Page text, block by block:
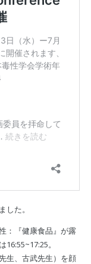
た。
：『健康食品』が露
。
生、古武先生）を顔